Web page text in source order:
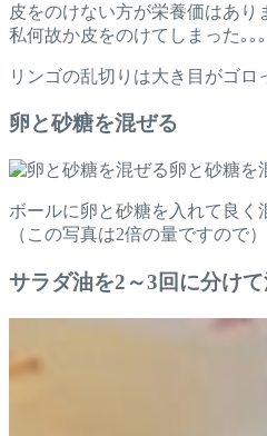
皮をのけない方が栄養価はあり
私何故か皮をのけてしまった｡｡
リンゴの乱切りは大き目がゴロ
卵と砂糖を混ぜる
卵と砂糖を
ボールに卵と砂糖を入れて良く
（この写真は2倍の量ですので）
サラダ油を2～3回に分け